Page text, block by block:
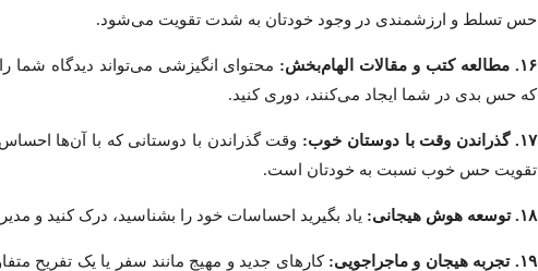
حس تسلط و ارزشمندی در وجود خودتان به شدت تقویت می‌شود.
۱۶. مطالعه کتب و مقالات الهام‌بخش:
محتوای انگیزشی می‌تواند دیدگاه شما
که حس بدی در شما ایجاد می‌کنند، دوری کنید.
۱۷. گذراندن وقت با دوستان خوب:
وقت گذراندن با دوستانی که با آن‌ها
تقویت حس خوب نسبت به خودتان است.
۱۸. توسعه هوش هیجانی: یاد بگیرید احساسات خود را بشناسید، درک کنید و
۱۹. تجربه هیجان و ماجراجویی:
کارهای جدید و مهیج مانند سفر یا یک تفریح